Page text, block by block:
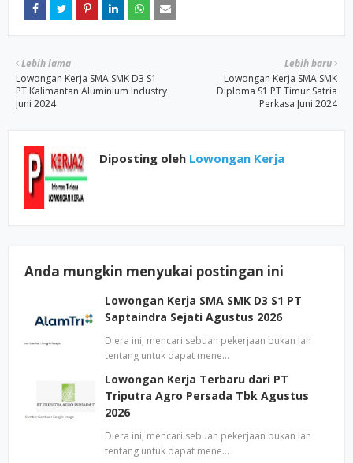
Lebih baru
Lowongan Kerja SMA SMK
Diploma S1 PT Timur Satria
Perkasa Juni 2024
Lebih lama
Lowongan Kerja SMA SMK D3 S1
PT Kalimantan Aluminium Industry
Juni 2024
Diposting oleh Lowongan Kerja
Anda mungkin menyukai postingan ini
Lowongan Kerja SMA SMK D3 S1 PT
Saptaindra Sejati Agustus 2026
Diera ini, mencari sebuah pekerjaan bukan lah
tentang untuk dapat mene…
Lowongan Kerja Terbaru dari PT
Triputra Agro Persada Tbk Agustus
2026
Diera ini, mencari sebuah pekerjaan bukan lah
tentang untuk dapat mene…